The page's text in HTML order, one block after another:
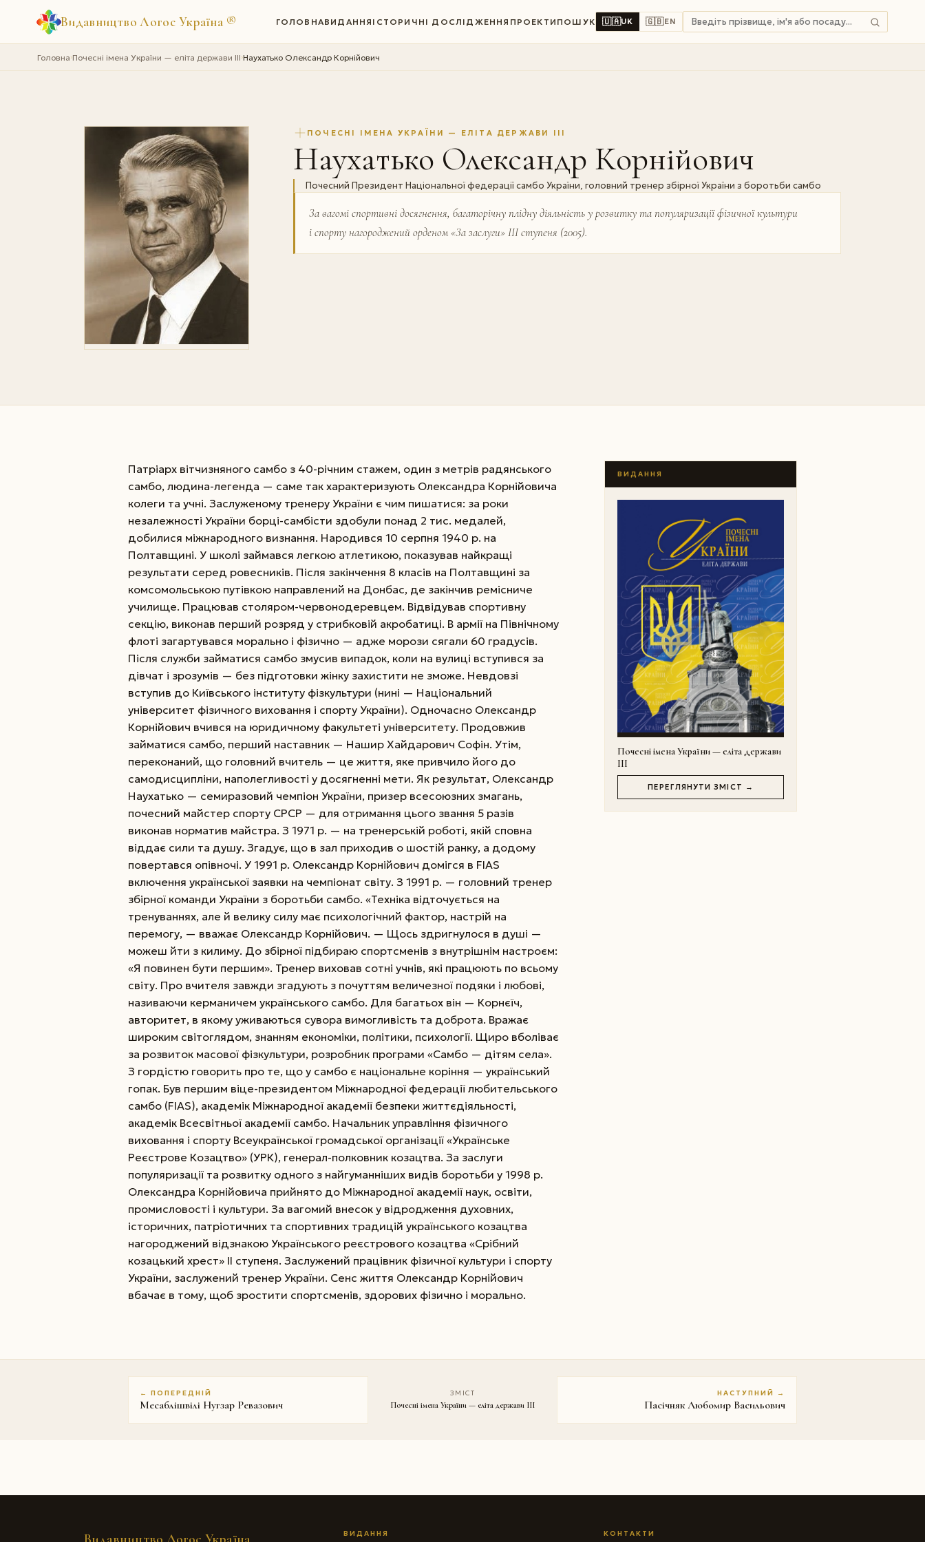
Видавництво Логос Україна ® ГОЛОВНАВИДАННЯ ІСТОРИЧНІ ДОСЛІДЖЕННЯ ПРОЕКТИ ПОШУК 🇺🇦UK 🇬🇧EN
Головна›Почесні імена України — еліта держави III›Наухатько Олександр Корнійович
ПОЧЕСНІ ІМЕНА УКРАЇНИ — ЕЛІТА ДЕРЖАВИ III
Наухатько Олександр Корнійович
Почесний Президент Національної федерації самбо України, головний тренер збірної України з боротьби самбо
За вагомі спортивні досягнення, багаторічну плідну діяльність у розвитку та популяризації фізичної культури
і спорту нагороджений орденом «За заслуги» III ступеня (2005).
Патріарх вітчизняного самбо з 40-річним стажем, один з метрів радянського
самбо, людина-легенда — саме так характеризують Олександра Корнійовича
колеги та учні. Заслуженому тренеру України є чим пишатися: за роки
незалежності України борці-самбісти здобули понад 2 тис. медалей,
добилися міжнародного визнання. Народився 10 серпня 1940 р. на
Полтавщині. У школі займався легкою атлетикою, показував найкращі
результати серед ровесників. Після закінчення 8 класів на Полтавщині за
комсомольською путівкою направлений на Донбас, де закінчив ремісниче
училище. Працював столяром-червонодеревцем. Відвідував спортивну
секцію, виконав перший розряд у стрибковій акробатиці. В армії на Північному
флоті загартувався морально і фізично — адже морози сягали 60 градусів.
Після служби займатися самбо змусив випадок, коли на вулиці вступився за
дівчат і зрозумів — без підготовки жінку захистити не зможе. Невдовзі
вступив до Київського інституту фізкультури (нині — Національний
університет фізичного виховання і спорту України). Одночасно Олександр
Корнійович вчився на юридичному факультеті університету. Продовжив
займатися самбо, перший наставник — Нашир Хайдарович Софін. Утім,
переконаний, що головний вчитель — це життя, яке привчило його до
самодисципліни, наполегливості у досягненні мети. Як результат, Олександр
Наухатько — семиразовий чемпіон України, призер всесоюзних змагань,
почесний майстер спорту СРСР — для отримання цього звання 5 разів
виконав норматив майстра. З 1971 р. — на тренерській роботі, якій сповна
віддає сили та душу. Згадує, що в зал приходив о шостій ранку, а додому
повертався опівночі. У 1991 р. Олександр Корнійович домігся в FIAS
включення української заявки на чемпіонат світу. З 1991 р. — головний тренер
збірної команди України з боротьби самбо. «Техніка відточується на
тренуваннях, але й велику силу має психологічний фактор, настрій на
перемогу, — вважає Олександр Корнійович. — Щось здригнулося в душі —
можеш йти з килиму. До збірної підбираю спортсменів з внутрішнім настроєм:
«Я повинен бути першим». Тренер виховав сотні учнів, які працюють по всьому
світу. Про вчителя завжди згадують з почуттям величезної подяки і любові,
називаючи керманичем українського самбо. Для багатьох він — Корнєїч,
авторитет, в якому уживаються сувора вимогливість та доброта. Вражає
широким світоглядом, знанням економіки, політики, психології. Щиро вболіває
за розвиток масової фізкультури, розробник програми «Самбо — дітям села».
З гордістю говорить про те, що у самбо є національне коріння — український
гопак. Був першим віце-президентом Міжнародної федерації любительського
самбо (FIAS), академік Міжнародної академії безпеки життєдіяльності,
академік Всесвітньої академії самбо. Начальник уп­равління фізичного
виховання і спорту Все­ук­раїнської громадської організації «Українське
Реєстрове Козацтво» (УРК), генерал-полковник козацтва. За заслуги
популяризації та розвитку одного з найгуманніших видів боротьби у 1998 р.
Олександра Корнійовича прийнято до Міжнародної академії наук, освіти,
промисловості і культури. За вагомий внесок у відродження духовних,
історичних, патріотичних та спортивних традицій українського козацтва
нагороджений відзнакою Українського реєстрового козацтва «Срібний
козацький хрест» II ступеня. Заслужений працівник фізичної культури і спорту
України, заслужений тренер України. Сенс життя Олександр Корнійович
вбачає в тому, щоб зростити спортсменів, здорових фізично і морально.
ВИДАННЯ
Почесні імена України — еліта держави
III
ПЕРЕГЛЯНУТИ ЗМІСТ →
← ПОПЕРЕДНІЙ
Месаблішвілі Нугзар Ревазович
ЗМІСТ
Почесні імена України — еліта держави III
НАСТУПНИЙ →
Пасічняк Любомир Васильович
ВИДАННЯ КОНТАКТИ